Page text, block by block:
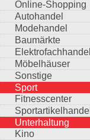
Online-Shopping
Autohandel
Modehandel
Baumärkte
Elektrofachhandel
Möbelhäuser
Sonstige
Sport
Fitnesscenter
Sportartikelhandel
Unterhaltung
Kino